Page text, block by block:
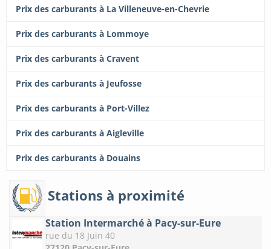
Prix des carburants à La Villeneuve-en-Chevrie
Prix des carburants à Lommoye
Prix des carburants à Cravent
Prix des carburants à Jeufosse
Prix des carburants à Port-Villez
Prix des carburants à Aigleville
Prix des carburants à Douains
Stations à proximité
Station Intermarché à Pacy-sur-Eure
rue du 18 Juin 40